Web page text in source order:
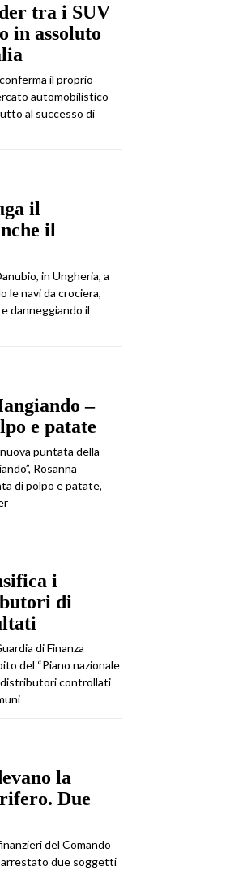
tra i SUV
in assoluto
il proprio
automobilistico
al successo di
il
il
in Ungheria, a
le navi da crociera,
danneggiando il
–
e patate
puntata della
Rosanna
di polpo e patate,
i
di
di Finanza
del “Piano nazionale
distributori controllati
la
Due
del Comando
arrestato due soggetti